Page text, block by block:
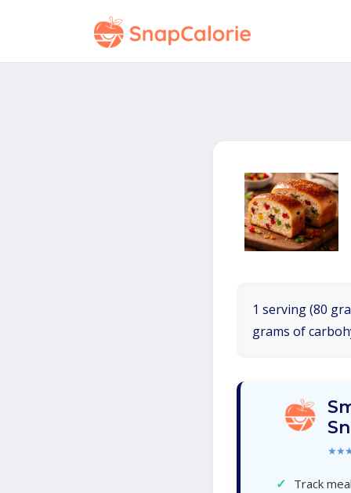
1 serving (80
grams of
✓ Track